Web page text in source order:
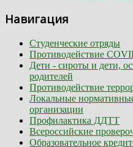
Навигация
Студенческие отряды
Противодействие
Дети - сироты и дети,
родителей
Противодействие
Локальные
организации
Профилактика ДДТТ
Всероссийские
Образовательное